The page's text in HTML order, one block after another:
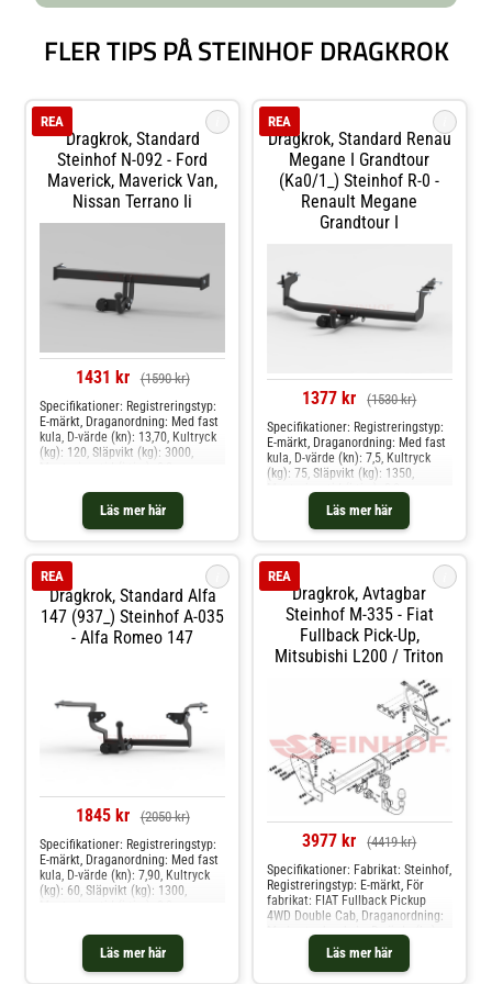
FLER TIPS PÅ STEINHOF DRAGKROK
Dragkrok, Standard
Steinhof N-092 - Ford
Maverick, Maverick Van,
Nissan Terrano Ii
REA
1431 kr (1590 kr)
Läs mer här
Specifikationer: Registreringstyp:
E-märkt, Draganordning: Med fast
kula, D-värde (kn): 13,70, Kultryck
(kg): 120, Släpvikt (kg): 3000,
bilmodelle: ford maverick,
maverick van, nissan terrano ii
Dragkrok, Standard Renau
Megane I Grandtour
(ka0/1_) Steinhof R-0 -
Renault Megane
Grandtour I
REA
1377 kr (1530 kr)
Läs mer här
Specifikationer: Registreringstyp:
E-märkt, Draganordning: Med fast
kula, D-värde (kn): 7,5, Kultryck
(kg): 75, Släpvikt (kg): 1350,
Monteringstid (i tim): 2,0,
Specifikation: Kräver modifiering
av stötfångare Produkten passar
dessa bilmodelle: renault megane
Dragkrok, Standard Alfa
147 (937_) Steinhof A-035
- Alfa Romeo 147
REA
1845 kr (2050 kr)
Läs mer här
Specifikationer: Registreringstyp:
E-märkt, Draganordning: Med fast
kula, D-värde (kn): 7,90, Kultryck
(kg): 60, Släpvikt (kg): 1300,
av stötfångare Produkten passar
dessa bilmodelle: alfa romeo 147
Dragkrok, Avtagbar
Steinhof M-335 - Fiat
Fullback Pick-Up,
Mitsubishi L200 / Triton
REA
3977 kr (4419 kr)
Läs mer här
Specifikationer: Fabrikat: Steinhof,
Registreringstyp: E-märkt, För
fabrikat: FIAT Fullback Pickup
4WD Double Cab, Draganordning:
Med avtagbar kula, D-värde (kn):
14,8, Kultryck (kg): 125, Släpvikt
(kg): 3100, Från årsmodell:
01.2015, Monteringstid (i tim): 2,0